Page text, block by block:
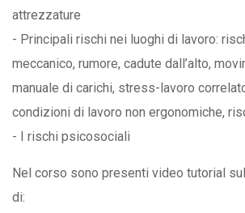
attrezzature
- Principali rischi nei luoghi di lavoro:
meccanico, rumore, cadute dall’alto,
manuale di carichi, stress-lavoro
condizioni di lavoro non ergonomiche,
- I rischi psicosociali
Nel corso sono presenti video tutorial
di: